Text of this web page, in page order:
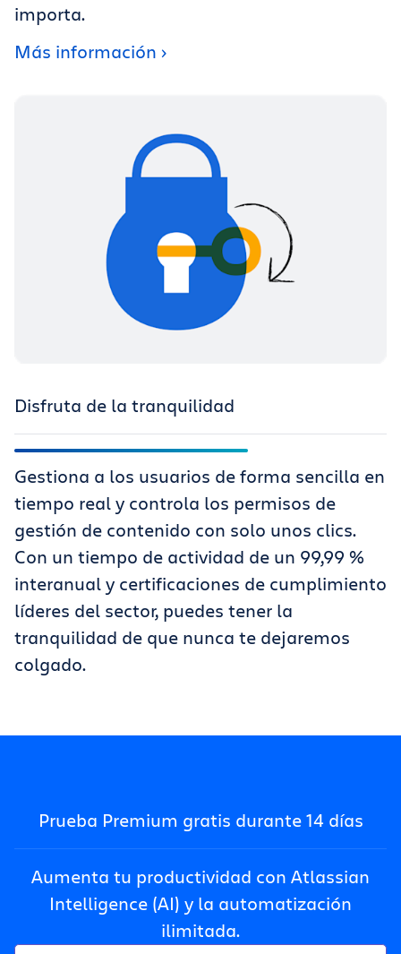
importa.
Más información ›
Disfruta de la tranquilidad
Gestiona a los usuarios de forma sencilla en
tiempo real y controla los permisos de
gestión de contenido con solo unos clics.
Con un tiempo de actividad de un 99,99 %
interanual y certificaciones de cumplimiento
líderes del sector, puedes tener la
tranquilidad de que nunca te dejaremos
colgado.
Prueba Premium gratis durante 14 días
Aumenta tu productividad con Atlassian
Intelligence (AI) y la automatización
ilimitada.